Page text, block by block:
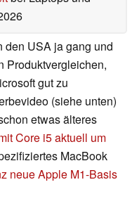
den USA ja gang und
Produktvergleichen,
gut zu
(siehe unten)
etwas älteres
Core i5 aktuell um
MacBook
neue Apple M1-Basis